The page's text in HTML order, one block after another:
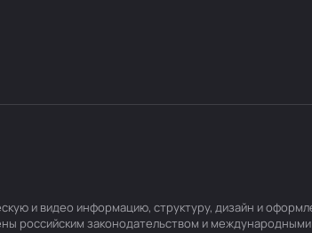
и видео информацию, структуру, дизайн и
российским законодательством и